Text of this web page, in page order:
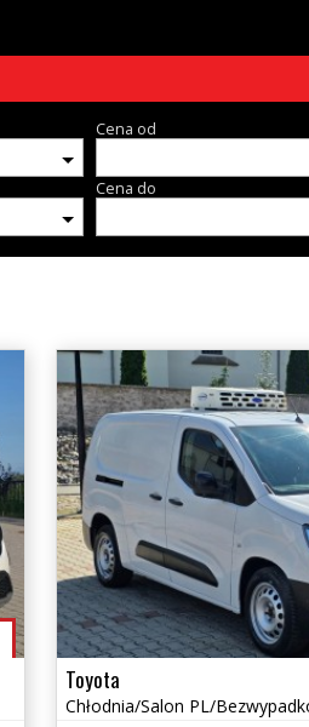
Cena od
Cena do
Toyota